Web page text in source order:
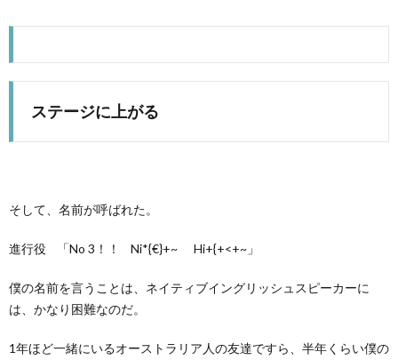
ステージに上がる
そして、名前が呼ばれた。
進行役 「No 3！！ Ni*{€}+~ Hi+{+<+~」
僕の名前を言うことは、ネイティブイングリッシュスピーカーに
は、かなり困難なのだ。
1年ほど一緒にいるオーストラリア人の友達ですら、半年くらい僕の